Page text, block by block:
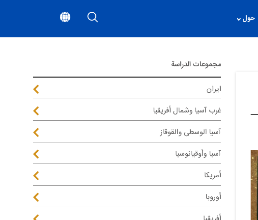
حول
مجموعات الدراسة
ايران
غرب آسيا وشمال أفريقيا
آسيا الوسطى والقوقاز
آسيا وأوقيانوسيا
أمريكا
أوروبا